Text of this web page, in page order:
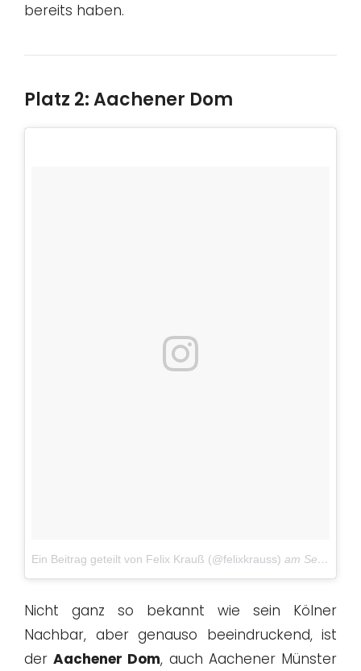
bereits haben.
Platz 2: Aachener Dom
Ein Beitrag geteilt von Felix Krauß (@felixkrauss) am Sep 2, 2018 um 12:20 PDT
Nicht ganz so bekannt wie sein Kölner
Nachbar, aber genauso beeindruckend, ist
derAachener Dom, auch Aachener Münster